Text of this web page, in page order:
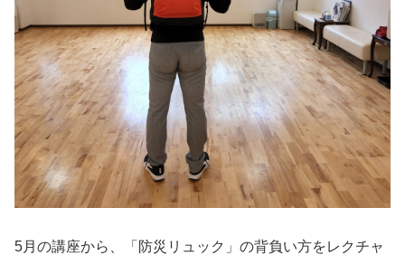
5月の講座から、「防災リュック」の背負い方をレクチャ